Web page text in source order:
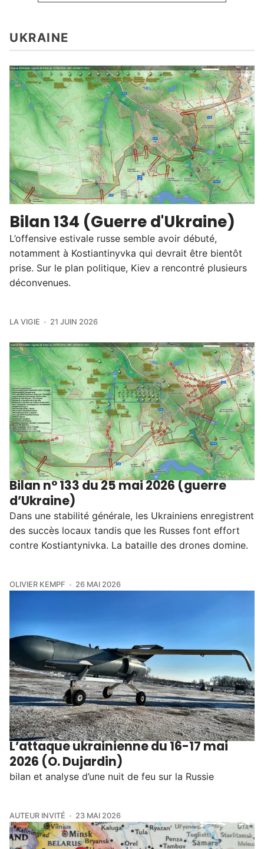
UKRAINE
Bilan 134 (Guerre d'Ukraine)
L’offensive estivale russe semble avoir débuté,
notamment à Kostiantinyvka qui devrait être bientôt
prise. Sur le plan politique, Kiev a rencontré plusieurs
déconvenues.
LA VIGIE 21 JUIN 2026
Bilan n° 133 du 25 mai 2026 (guerre
d’Ukraine)
Dans une stabilité générale, les Ukrainiens enregistrent
des succès locaux tandis que les Russes font effort
contre Kostiantynivka. La bataille des drones domine.
OLIVIER KEMPF 26 MAI 2026
L’attaque ukrainienne du 16-17 mai
2026 (O. Dujardin)
bilan et analyse d’une nuit de feu sur la Russie
AUTEUR INVITÉ 23 MAI 2026